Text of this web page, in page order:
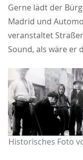
Gerne lädt der
Madrid und
veranstaltet
Sound, als wäre er
Historisches Foto